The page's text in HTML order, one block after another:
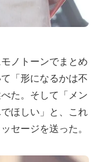
ノトーンでまとめ
「形になるかは不
た。そして「メン
ほしい」と、これ
セージを送った。